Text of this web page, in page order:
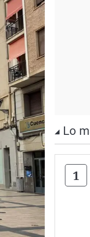
Lo